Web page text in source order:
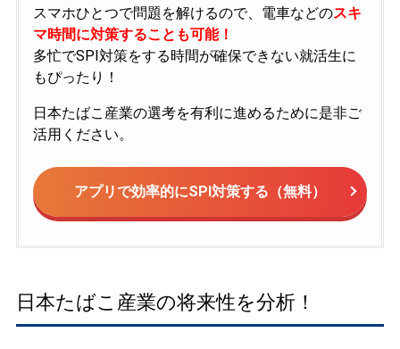
スマホひとつで問題を解けるので、電車などのスキ
マ時間に対策することも可能！
多忙でSPI対策をする時間が確保できない就活生に
もぴったり！
日本たばこ産業の選考を有利に進めるために是非ご
活用ください。
アプリで効率的にSPI対策する（無料）
日本たばこ産業の将来性を分析！